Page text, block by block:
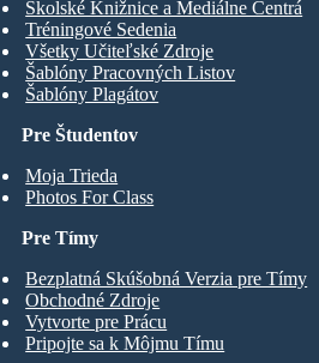
Pre Študentov
Moja Trieda
Photos For Class
Školské Knižnice a Mediálne Centrá
Tréningové Sedenia
Všetky Učiteľské Zdroje
Šablóny Pracovných Listov
Šablóny Plagátov
Pre Tímy
Bezplatná Skúšobná Verzia pre Tímy
Obchodné Zdroje
Vytvorte pre Prácu
Pripojte sa k Môjmu Tímu